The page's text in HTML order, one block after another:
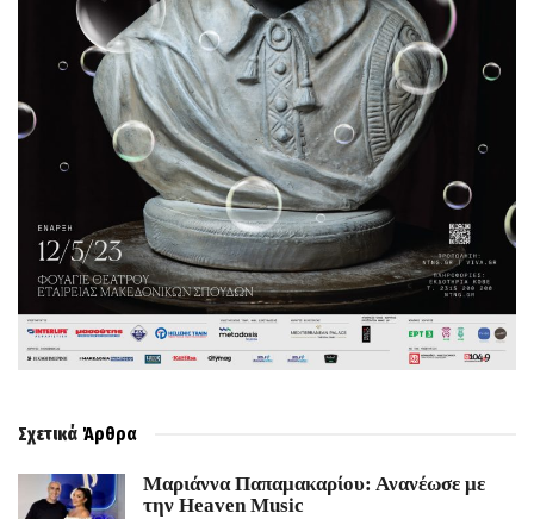
Σχετικά Άρθρα
Μαριάννα Παπαμακαρίου: Ανανέωσε με
την Heaven Music